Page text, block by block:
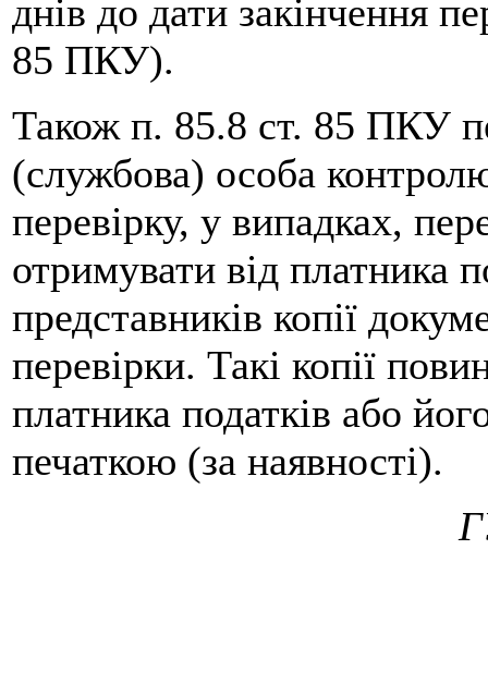
днів до дати закінчення
85 ПКУ).
Також п. 85.8 ст. 85 ПКУ
(службова) особа
перевірку, у випадках,
отримувати від платника
представників копії
перевірки. Такі копії
платника податків або
печаткою (за наявності).